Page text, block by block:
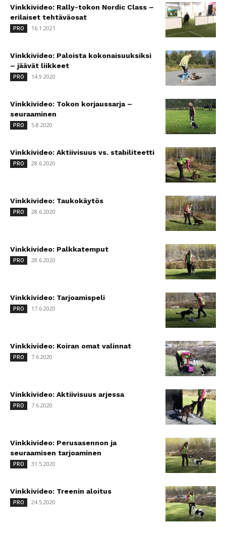
Vinkkivideo: Rally-tokon Nordic Class –
erilaiset tehtäväosat
PRO 16.1.2021
Vinkkivideo: Paloista kokonaisuuksiksi
– jäävät liikkeet
PRO 14.9.2020
Vinkkivideo: Tokon korjaussarja –
seuraaminen
PRO 5.8.2020
Vinkkivideo: Aktiivisuus vs. stabiliteetti
PRO 28.6.2020
Vinkkivideo: Taukokäytös
PRO 28.6.2020
Vinkkivideo: Palkkatemput
PRO 28.6.2020
Vinkkivideo: Tarjoamispeli
PRO 17.6.2020
Vinkkivideo: Koiran omat valinnat
PRO 7.6.2020
Vinkkivideo: Aktiivisuus arjessa
PRO 7.6.2020
Vinkkivideo: Perusasennon ja
seuraamisen tarjoaminen
PRO 31.5.2020
Vinkkivideo: Treenin aloitus
PRO 24.5.2020